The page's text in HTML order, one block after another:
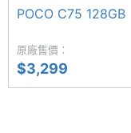
記憶卡 microSD
最大擴
充儲存
空間
POCO C75 128GB
原廠售價：
$3,299